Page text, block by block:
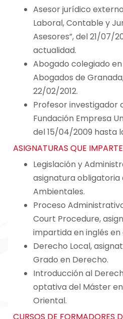
Asesor jurídico
Laboral, Contable y
Asesores”, del 21/07/
actualidad.
Abogado colegiado
Abogados de
22/02/2012.
Profesor investigador
Fundación Empresa
del 15/04/2009 hasta
ASIGNATURAS QUE IMPARTE
Legislación y
asignatura obligatoria
Ambientales.
Proceso
Court Procedure,
impartida en inglés
Derecho Local,
Grado en Derecho.
Introducción al
optativa del Máster en
Oriental.